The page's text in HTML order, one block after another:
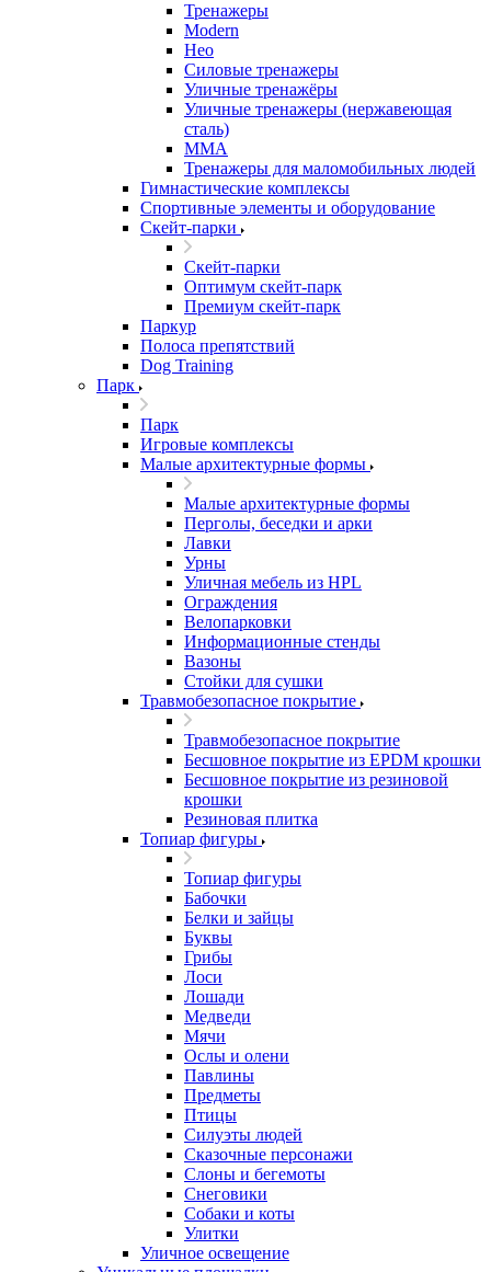
Тренажеры
Modern
Нео
Силовые тренажеры
Уличные тренажёры
Уличные тренажеры (нержавеющая
сталь)
ММА
Тренажеры для маломобильных людей
Гимнастические комплексы
Спортивные элементы и оборудование
Скейт-парки
Скейт-парки
Оптимум скейт-парк
Премиум скейт-парк
Паркур
Полоса препятствий
Dog Training
Парк
Парк
Игровые комплексы
Малые архитектурные формы
Малые архитектурные формы
Перголы, беседки и арки
Лавки
Урны
Уличная мебель из HPL
Ограждения
Велопарковки
Информационные стенды
Вазоны
Стойки для сушки
Травмобезопасное покрытие
Травмобезопасное покрытие
Бесшовное покрытие из EPDM крошки
Бесшовное покрытие из резиновой
крошки
Резиновая плитка
Топиар фигуры
Топиар фигуры
Бабочки
Белки и зайцы
Буквы
Грибы
Лоси
Лошади
Медведи
Мячи
Ослы и олени
Павлины
Предметы
Птицы
Силуэты людей
Сказочные персонажи
Слоны и бегемоты
Снеговики
Собаки и коты
Улитки
Уличное освещение